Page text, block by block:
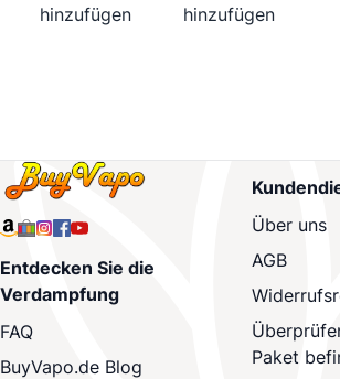
hinzufügen
hinzufügen
Entdecken Sie die
Verdampfung
FAQ
BuyVapo.de Blog
Über uns
AGB
Paket